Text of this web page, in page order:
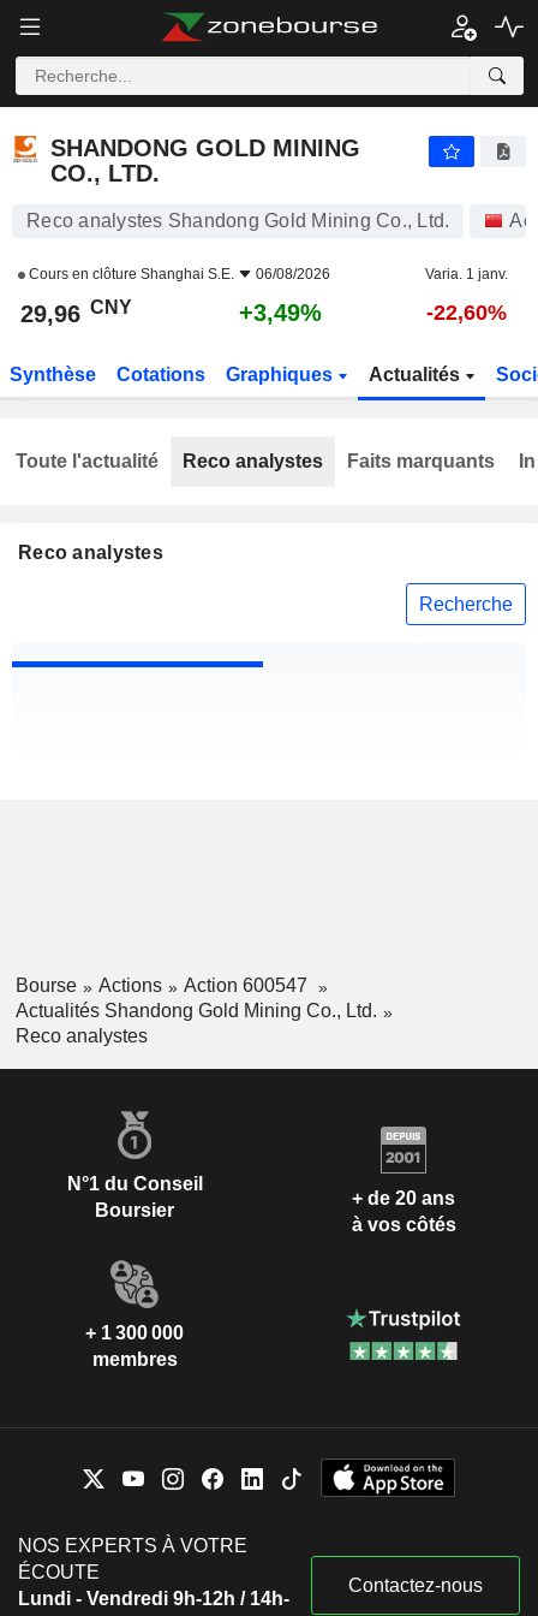
SHANDONG GOLD MINING
CO., LTD.
Reco analystes Shandong Gold Mining Co., Ltd.
Cours en clôture Shanghai S.E. 06/08/2026 Varia. 1 janv.
29,96 CNY +3,49% -22,60%
Synthèse Cotations Graphiques Actualités
Reco analystes
Recherche
Toute l'actualité Reco analystes Faits marquants
Bourse Actions
Action 600547
Actualités Shandong Gold Mining Co., Ltd.
Reco analystes
N°1 du Conseil
Boursier
+ de 20 ans
à vos côtés
+ 1 300 000
membres
NOS EXPERTS À VOTRE
ÉCOUTE
Lundi - Vendredi 9h-12h / 14h-
Contactez-nous